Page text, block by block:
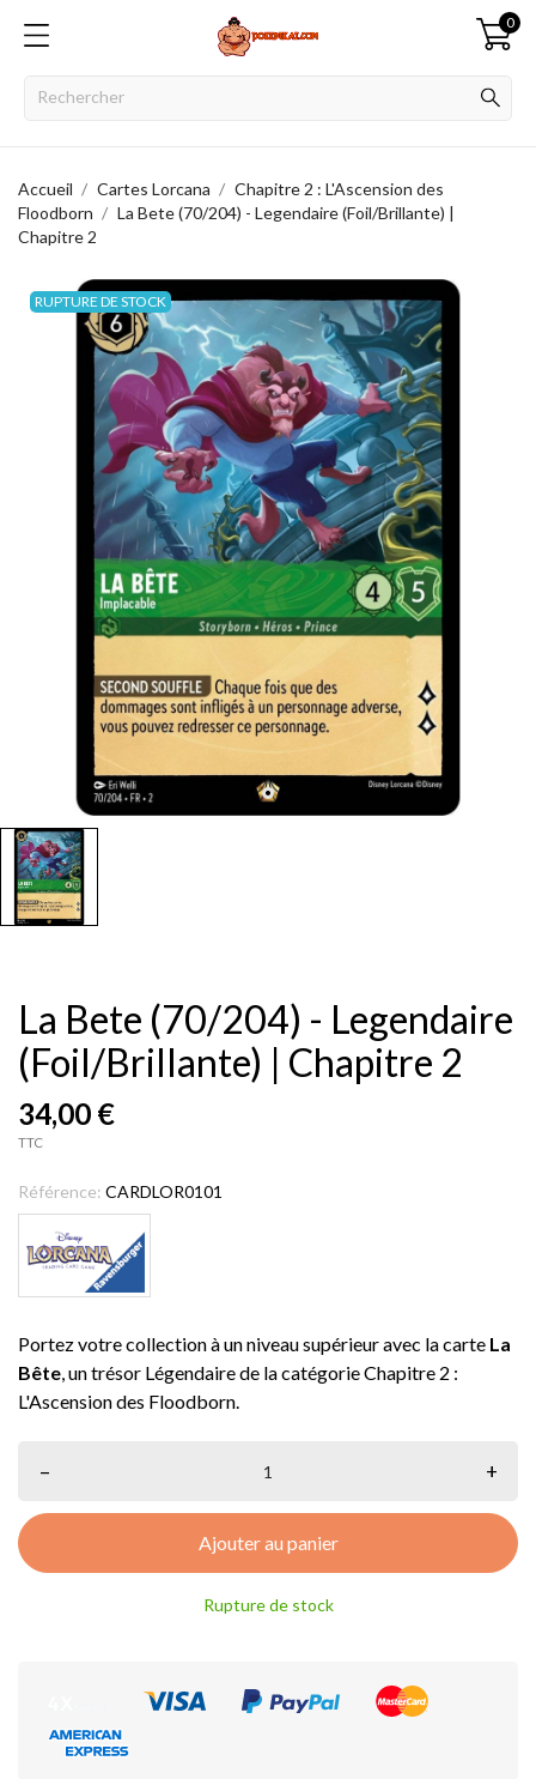
0
Accueil Cartes Lorcana
Chapitre 2 : L'Ascension des
Floodborn
La Bete (70/204) - Legendaire (Foil/Brillante) |
Chapitre 2
RUPTURE DE STOCK
La Bete (70/204) - Legendaire
(Foil/Brillante) | Chapitre 2
34,00 €
TTC
Référence: CARDLOR0101
Portez votre collection à un niveau supérieur avec la carte La
Bête, un trésor Légendaire de la catégorie Chapitre 2 :
L'Ascension des Floodborn.
– +
Ajouter au panier
Rupture de stock